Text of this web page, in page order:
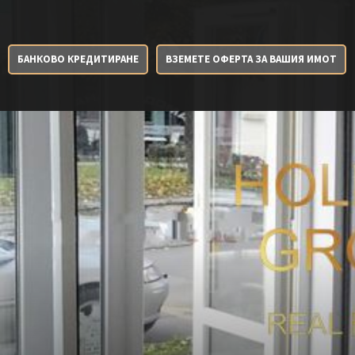
БАНКОВО КРЕДИТИРАНЕ ВЗЕМЕТЕ ОФЕРТА ЗА ВАШИЯ ИМОТ